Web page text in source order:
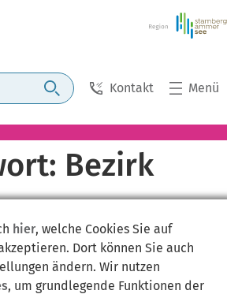
Kontakt Menü
Bezirk
hier, welche Cookies Sie auf
Dort können Sie auch
ändern. Wir nutzen
, um grundlegende Funktionen der